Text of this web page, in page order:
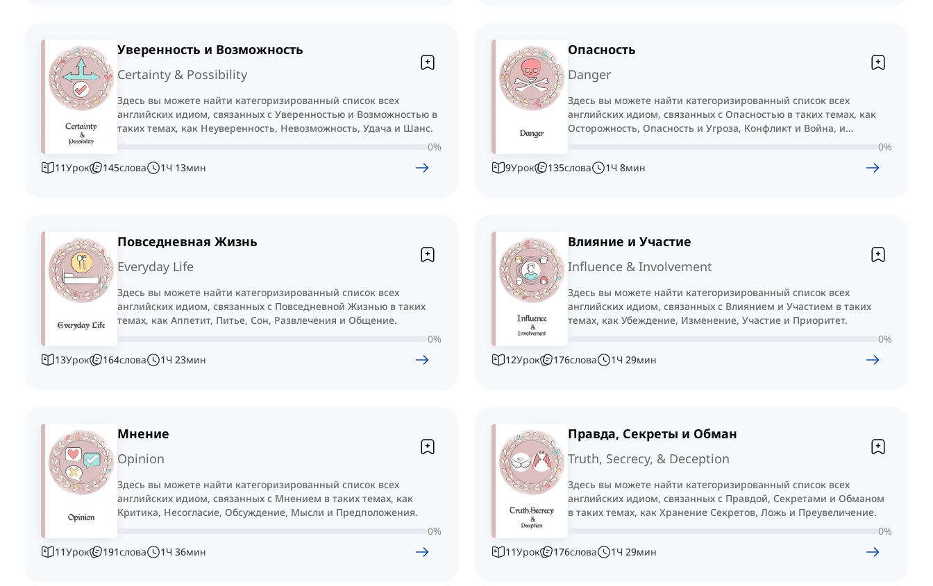
Уверенность и Возможность
Certainty & Possibility
Здесь вы можете найти категоризированный список всех
английских идиом, связанных с Уверенностью и Возможностью в
таких темах, как Неуверенность, Невозможность, Удача и Шанс.
0%
11Урок 145слова 1Ч 13мин
Опасность
Danger
Здесь вы можете найти категоризированный список всех
английских идиом, связанных с Опасностью в таких темах, как
Осторожность, Опасность и Угроза, Конфликт и Война, и
0%
9Урок 135слова 1Ч 8мин
Повседневная Жизнь
Everyday Life
Здесь вы можете найти категоризированный список всех
английских идиом, связанных с Повседневной Жизнью в таких
темах, как Аппетит, Питье, Сон, Развлечения и Общение.
0%
13Урок 164слова 1Ч 23мин
Влияние и Участие
Influence & Involvement
Здесь вы можете найти категоризированный список всех
английских идиом, связанных с Влиянием и Участием в таких
темах, как Убеждение, Изменение, Участие и Приоритет.
0%
12Урок 176слова 1Ч 29мин
Мнение
Opinion
Здесь вы можете найти категоризированный список всех
английских идиом, связанных с Мнением в таких темах, как
Критика, Несогласие, Обсуждение, Мысли и Предположения.
0%
11Урок 191слова 1Ч 36мин
Правда, Секреты и Обман
Truth, Secrecy, & Deception
Здесь вы можете найти категоризированный список всех
английских идиом, связанных с Правдой, Секретами и Обманом
в таких темах, как Хранение Секретов, Ложь и Преувеличение.
0%
11Урок 176слова 1Ч 29мин